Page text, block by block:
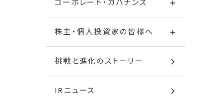
コーポレート・ガバナンス
株主・個人投資家の皆様へ
挑戦と進化のストーリー
IRニュース